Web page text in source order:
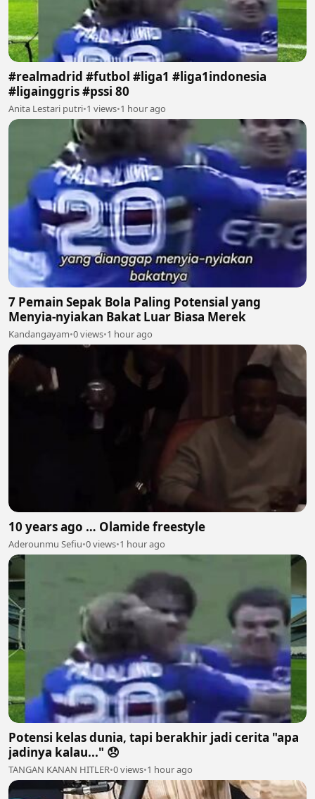
#realmadrid #futbol #liga1 #liga1indonesia
#ligainggris #pssi 80
Anita Lestari putri•1 views•1 hour ago
7 Pemain Sepak Bola Paling Potensial yang
Menyia-nyiakan Bakat Luar Biasa Merek
Kandangayam•0 views•1 hour ago
10 years ago … Olamide freestyle
Aderounmu Sefiu•0 views•1 hour ago
Potensi kelas dunia, tapi berakhir jadi cerita "apa
jadinya kalau..." 😞
TANGAN KANAN HITLER•0 views•1 hour ago